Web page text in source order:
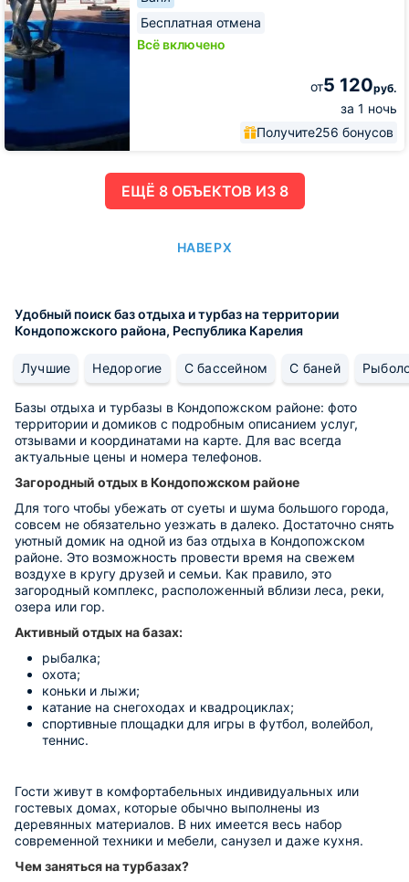
Бесплатная отмена
Всё включено
от5 120руб.
за 1 ночь
Получите256 бонусов
ЕЩË 8 ОБЪЕКТОВ ИЗ 8
НАВЕРХ
Удобный поиск баз отдыха и турбаз на территории
Кондопожского района, Республика Карелия
Лучшие Недорогие С бассейном С баней
Базы отдыха и турбазы в Кондопожском районе: фото
территории и домиков с подробным описанием услуг,
отзывами и координатами на карте. Для вас всегда
актуальные цены и номера телефонов.
Загородный отдых в Кондопожском районе
Для того чтобы убежать от суеты и шума большого города,
совсем не обязательно уезжать в далеко. Достаточно снять
уютный домик на одной из баз отдыха в Кондопожском
районе. Это возможность провести время на свежем
воздухе в кругу друзей и семьи. Как правило, это
загородный комплекс, расположенный вблизи леса, реки,
озера или гор.
Активный отдых на базах:
рыбалка;
охота;
коньки и лыжи;
катание на снегоходах и квадроциклах;
спортивные площадки для игры в футбол, волейбол,
теннис.
Гости живут в комфортабельных индивидуальных или
гостевых домах, которые обычно выполнены из
деревянных материалов. В них имеется весь набор
современной техники и мебели, санузел и даже кухня.
Чем заняться на турбазах?